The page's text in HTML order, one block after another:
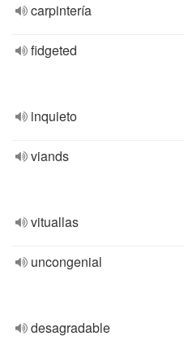
carpintería
fidgeted
inquieto
viands
vituallas
uncongenial
desagradable